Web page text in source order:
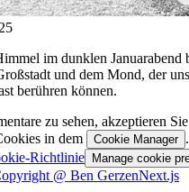
im dunklen Januarabend
und dem Mond, der
berühren können.
zu sehen, akzeptieren
in dem
Cookie Manager .
Richtlinie Manage cookie
@ Ben GerzenNext.js